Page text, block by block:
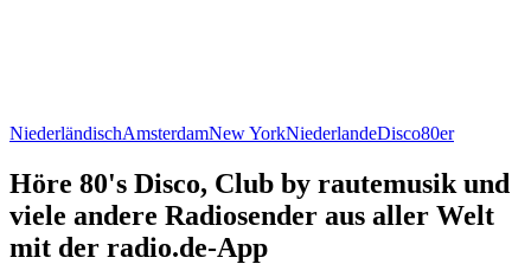
NiederländischAmsterdamNew YorkNiederlandeDisco80er
Höre 80's Disco, Club by rautemusik und
viele andere Radiosender aus aller Welt
mit der radio.de-App